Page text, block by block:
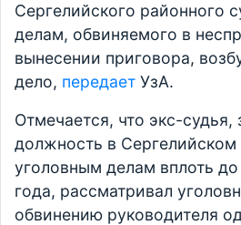
Сергелийского районного
делам, обвиняемого в
вынесении приговора,
дело, передает УзА.
Отмечается, что экс-
должность в
уголовным делам вплоть
года, рассматривал
обвинению руководителя